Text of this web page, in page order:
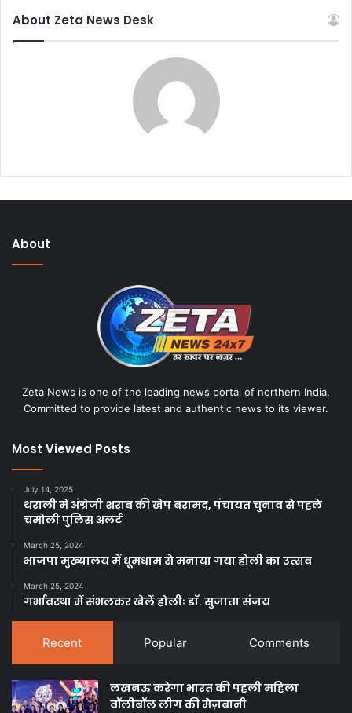
About Zeta News Desk
About
Zeta News is one of the leading news portal of northern India.
Committed to provide latest and authentic news to its viewer.
Most Viewed Posts
July 14, 2025
थराली में अंग्रेजी शराब की खेप बरामद, पंचायत चुनाव से पहले
चमोली पुलिस अलर्ट
March 25, 2024
भाजपा मुख्यालय में धूमधाम से मनाया गया होली का उत्सव
March 25, 2024
गर्भावस्था में संभलकर खेलें होलीः डाॅ. सुजाता संजय
Recent Popular Comments
लखनऊ करेगा भारत की पहली महिला
वॉलीबॉल लीग की मेज़बानी